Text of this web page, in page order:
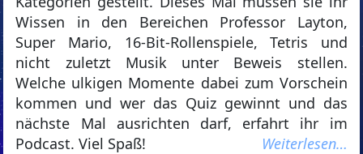
Wissen in den Bereichen Professor Layton,
Super Mario, 16-Bit-Rollenspiele, Tetris und
nicht zuletzt Musik unter Beweis stellen.
Welche ulkigen Momente dabei zum Vorschein
kommen und wer das Quiz gewinnt und das
nächste Mal ausrichten darf, erfahrt ihr im
Podcast. Viel Spaß!
Weiterlesen…